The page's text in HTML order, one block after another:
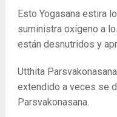
Esto Yogasana estira
suministra oxígeno a
están desnutridos y
Utthita
extendido a veces se
Parsvakonasana.